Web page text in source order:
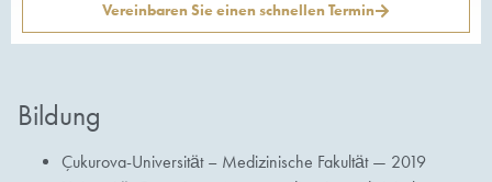
Vereinbaren Sie einen schnellen Termin
Bildung
Çukurova-Universität – Medizinische Fakultät — 2019